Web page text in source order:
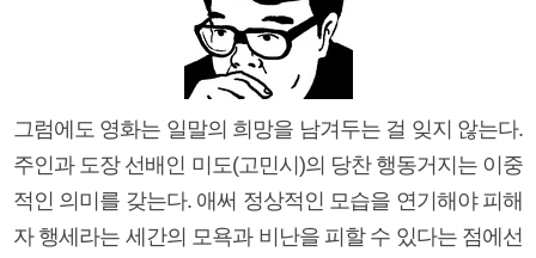
그럼에도 영화는 일말의 희망을 남겨두는 걸 잊지 않는다.
주인과 도장 선배인 미도(고민시)의 당찬 행동거지는 이중
적인 의미를 갖는다. 애써 정상적인 모습을 연기해야 피해
자 행세라는 세간의 모욕과 비난을 피할 수 있다는 점에선